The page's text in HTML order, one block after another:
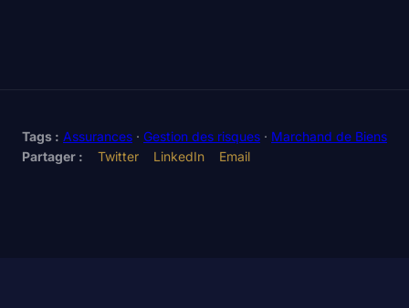
Tags : Assurances · Gestion des risques · Marchand de Biens
Partager :
Twitter LinkedIn Email